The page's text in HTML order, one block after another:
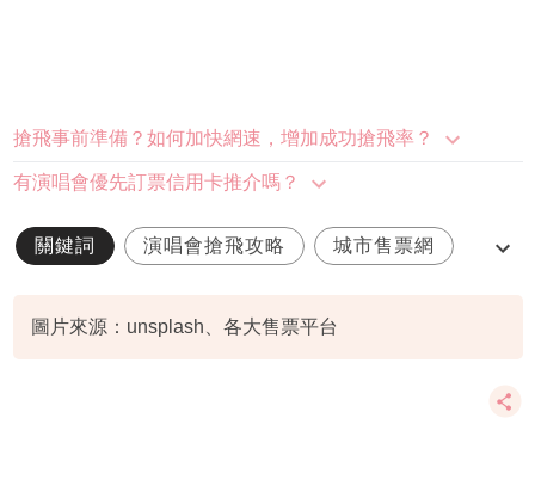
搶飛事前準備？如何加快網速，增加成功搶飛率？
有演唱會優先訂票信用卡推介嗎？
關鍵詞 演唱會搶飛攻略 城市售票網
圖片來源：unsplash、各大售票平台